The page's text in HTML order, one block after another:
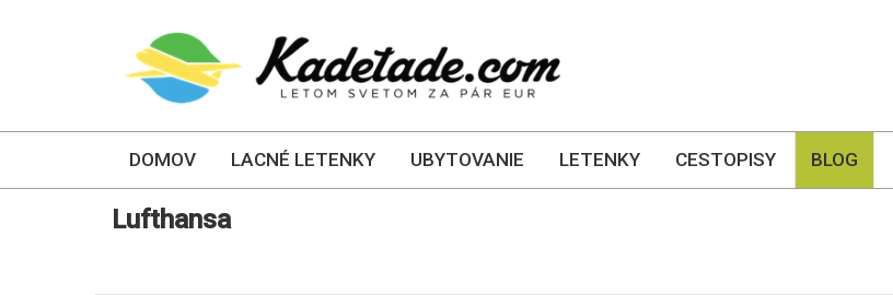
DOMOV LACNÉ LETENKY UBYTOVANIE LETENKY CESTOPISY BLOG
Lufthansa